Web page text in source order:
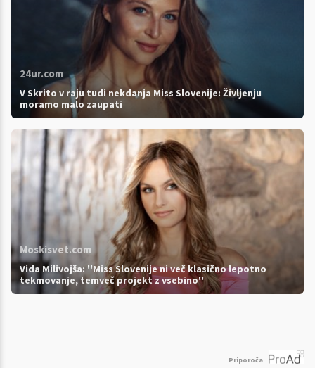
24ur.com
V Skrito v raju tudi nekdanja Miss Slovenije: Življenju
moramo malo zaupati
Moskisvet.com
Vida Milivojša: ''Miss Slovenije ni več klasično lepotno
tekmovanje, temveč projekt z vsebino''
Priporoča